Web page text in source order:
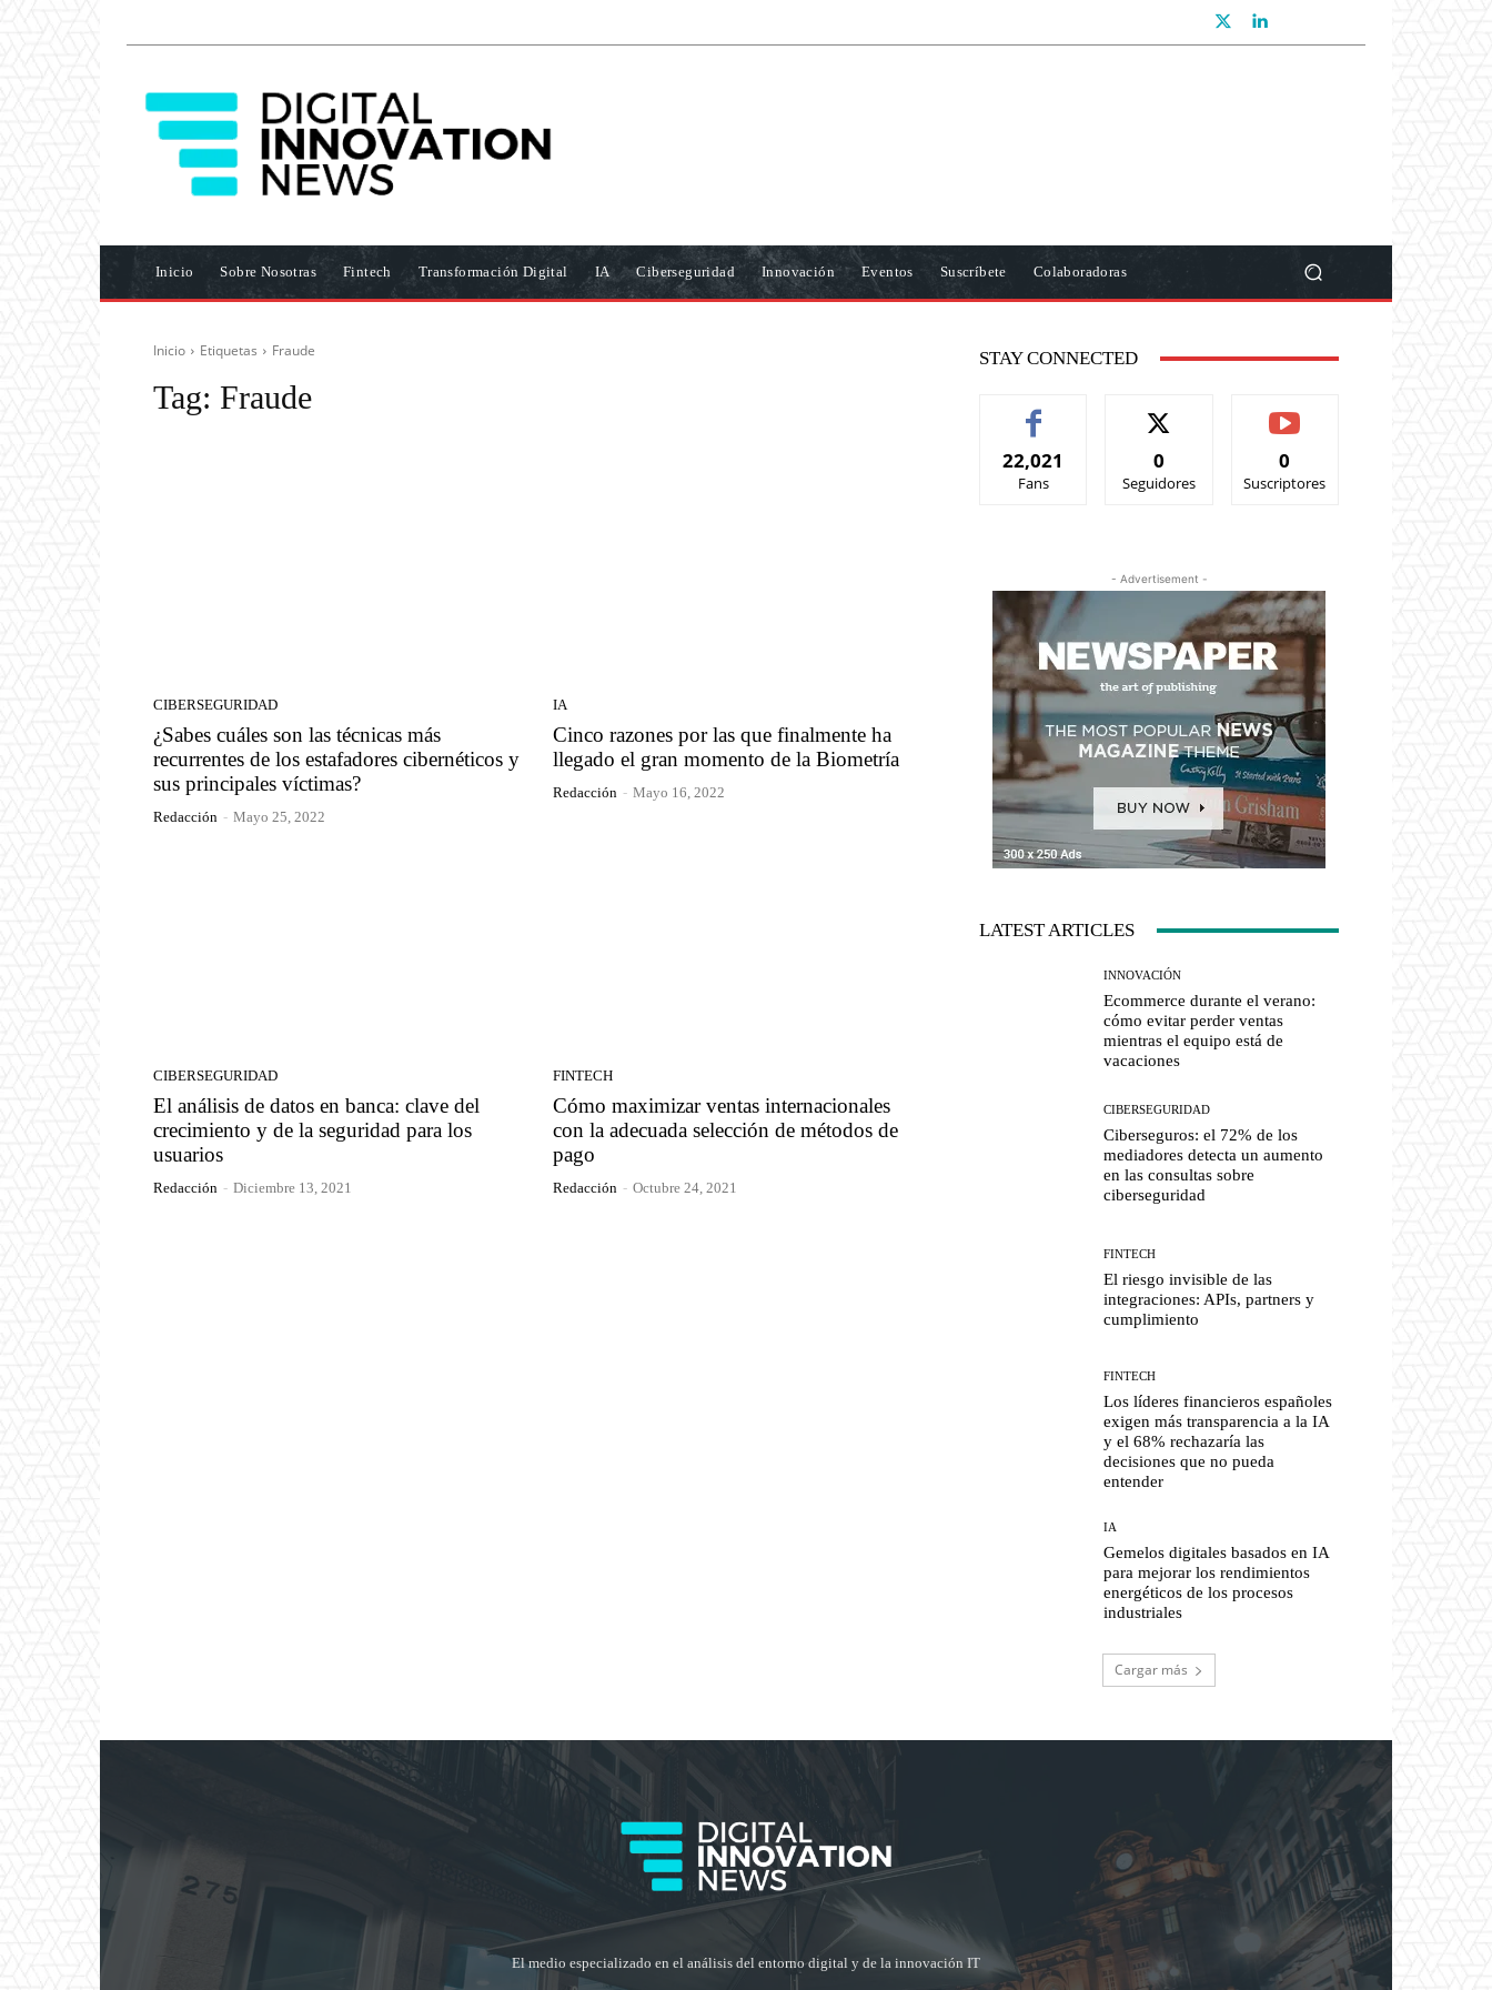
Inicio Sobre Nosotras Fintech Transformación Digital IA Ciberseguridad Innovación Eventos Suscríbete Colaboradoras
Inicio Etiquetas Fraude
Tag: Fraude
CIBERSEGURIDAD
¿Sabes cuáles son las técnicas más
recurrentes de los estafadores cibernéticos y
sus principales víctimas?
Redacción - Mayo 25, 2022
IA
Cinco razones por las que finalmente ha
llegado el gran momento de la Biometría
Redacción - Mayo 16, 2022
CIBERSEGURIDAD
El análisis de datos en banca: clave del
crecimiento y de la seguridad para los
usuarios
Redacción - Diciembre 13, 2021
FINTECH
Cómo maximizar ventas internacionales
con la adecuada selección de métodos de
pago
Redacción - Octubre 24, 2021
STAY CONNECTED
22,021
Fans
0
Seguidores
0
Suscriptores
- Advertisement -
LATEST ARTICLES
INNOVACIÓN
Ecommerce durante el verano:
cómo evitar perder ventas
mientras el equipo está de
vacaciones
CIBERSEGURIDAD
Ciberseguros: el 72% de los
mediadores detecta un aumento
en las consultas sobre
ciberseguridad
FINTECH
El riesgo invisible de las
integraciones: APIs, partners y
cumplimiento
FINTECH
Los líderes financieros españoles
exigen más transparencia a la IA
y el 68% rechazaría las
decisiones que no pueda
entender
IA
Gemelos digitales basados en IA
para mejorar los rendimientos
energéticos de los procesos
industriales
Cargar más
El medio especializado en el análisis del entorno digital y de la innovación IT